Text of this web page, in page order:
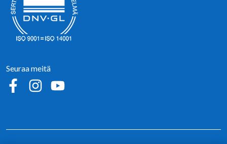
Seuraa meitä
Sosiaalinen media: facebook
Sosiaalinen media: instagram
Sosiaalinen media: youtube